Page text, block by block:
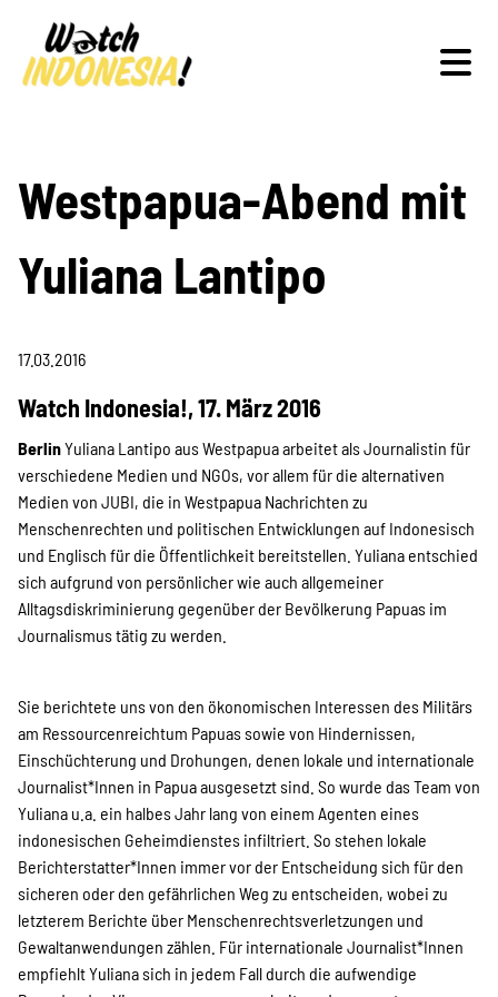
Schwerpunkte
Veranstaltungen
Publikationen
Projekte
Kampagne
Stellenangebote
Werde Mitglied
Newsletter abonnieren
Westpapua-Abend mit
Yuliana Lantipo
17.03.2016
Watch Indonesia!, 17. März 2016
BerlinYuliana Lantipo aus Westpapua arbeitet als Journalistin für
verschiedene Medien und NGOs, vor allem für die alternativen
Medien von JUBI, die in Westpapua Nachrichten zu
Menschenrechten und politischen Entwicklungen auf Indonesisch
und Englisch für die Öffentlichkeit bereitstellen. Yuliana entschied
sich aufgrund von persönlicher wie auch allgemeiner
Alltagsdiskriminierung gegenüber der Bevölkerung Papuas im
Journalismus tätig zu werden.
Sie berichtete uns von den ökonomischen Interessen des Militärs
am Ressourcenreichtum Papuas sowie von Hindernissen,
Einschüchterung und Drohungen, denen lokale und internationale
Journalist*Innen in Papua ausgesetzt sind. So wurde das Team von
Yuliana u.a. ein halbes Jahr lang von einem Agenten eines
indonesischen Geheimdienstes infiltriert. So stehen lokale
Berichterstatter*Innen immer vor der Entscheidung sich für den
sicheren oder den gefährlichen Weg zu entscheiden, wobei zu
letzterem Berichte über Menschenrechtsverletzungen und
Gewaltanwendungen zählen. Für internationale Journalist*Innen
empfiehlt Yuliana sich in jedem Fall durch die aufwendige